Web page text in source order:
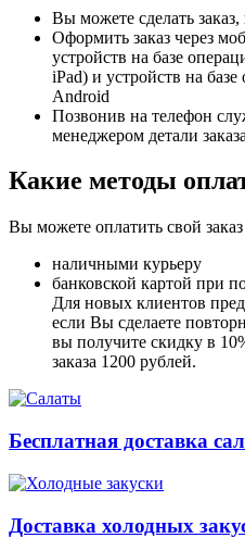
Вы можете сделать заказ,
Оформить заказ через
устройств на базе
iPad) и устройств на
Android
Позвонив на телефон
менеджером детали заказа
Какие методы
Вы можете оплатить свой
наличными курьеру
банковской картой при
Для новых клиентов
если Вы сделаете
вы получите скидку в
заказа 1200 рублей.
Бесплатная доставка
Доставка холодных